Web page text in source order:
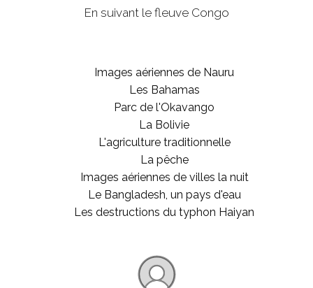
En suivant le fleuve Congo
Images aériennes de Nauru
Les Bahamas
Parc de l'Okavango
La Bolivie
L'agriculture traditionnelle
La pêche
Images aériennes de villes la nuit
Le Bangladesh, un pays d'eau
Les destructions du typhon Haiyan